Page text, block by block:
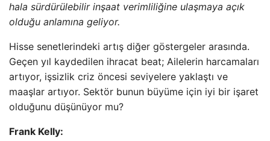
hala sürdürülebilir inşaat verimliliğine ulaşmaya açık
olduğu anlamına geliyor.
Hisse senetlerindeki artış diğer göstergeler arasında.
Geçen yıl kaydedilen ihracat beat; Ailelerin harcamaları
artıyor, işsizlik criz öncesi seviyelere yaklaştı ve
maaşlar artıyor. Sektör bunun büyüme için iyi bir işaret
olduğunu düşünüyor mu?
Frank Kelly: